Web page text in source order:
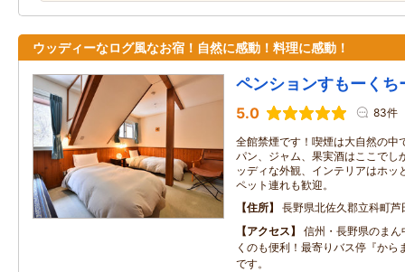
ウッディーなログ風なお宿！自然に感動！料理に感動！
ペンションすもーくち
5.0 83件
全館禁煙です！喫煙は大自然の中
パン、ジャム、果実酒はここでし
ッディな外観、インテリアはホッ
ペット連れも歓迎。
住所
長野県北佐久郡立科町
アクセス
信州・長野県のま
くのも便利！最寄りバス停『から
です。